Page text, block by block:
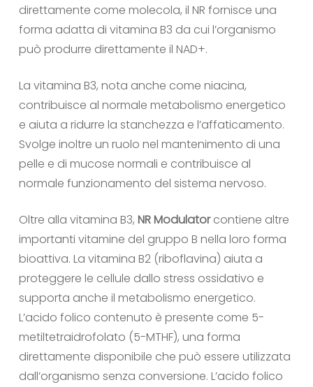
direttamente come molecola, il NR fornisce una
forma adatta di vitamina B3 da cui l’organismo
può produrre direttamente il NAD+.
La vitamina B3, nota anche come niacina,
contribuisce al normale metabolismo energetico
e aiuta a ridurre la stanchezza e l’affaticamento.
Svolge inoltre un ruolo nel mantenimento di una
pelle e di mucose normali e contribuisce al
normale funzionamento del sistema nervoso.
Oltre alla vitamina B3, NR Modulatorcontiene altre
importanti vitamine del gruppo B nella loro forma
bioattiva. La vitamina B2 (riboflavina) aiuta a
proteggere le cellule dallo stress ossidativo e
supporta anche il metabolismo energetico.
L’acido folico contenuto è presente come 5-
metiltetraidrofolato (5-MTHF), una forma
direttamente disponibile che può essere utilizzata
dall’organismo senza conversione. L’acido folico